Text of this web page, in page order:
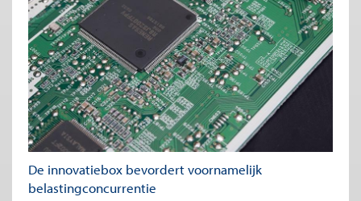
De innovatiebox bevordert voornamelijk
belastingconcurrentie